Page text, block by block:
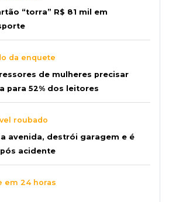
“torra” R$ 81 mil em
da enquete
de mulheres precisar
para 52% dos leitores
roubado
avenida, destrói garagem e é
acidente
em 24 horas